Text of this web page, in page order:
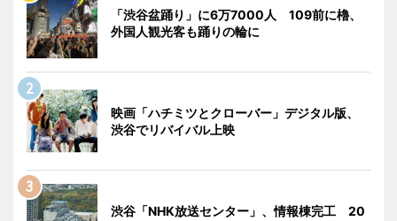
「渋谷盆踊り」に6万7000人 109前に櫓、
外国人観光客も踊りの輪に
映画「ハチミツとクローバー」デジタル版、
渋谷でリバイバル上映
渋谷「NHK放送センター」、情報棟完工 20